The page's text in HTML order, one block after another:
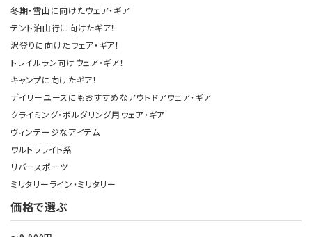
冬期・雪山に向けたウェア・ギア
テント泊山行に向けたギア！
沢登りに向けたウェア・ギア！
トレイルラン向けウェア・ギア！
キャンプに向けたギア！
デイリーユースにもおすすめなアウトドアウェア・ギア
クライミング・ボルダリング用ウェア・ギア
ヴィンテージなアイテム
ウルトラライト系
リバースポーツ
ミリタリーライン・ミリタリー
価格で選ぶ